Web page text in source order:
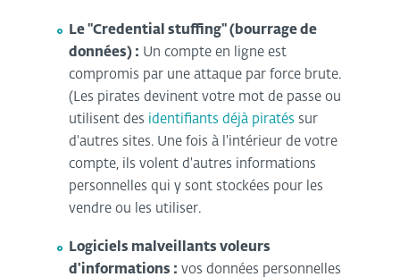
Le "Credential stuffing" (bourrage de
données) : Un compte en ligne est
compromis par une attaque par force brute.
(Les pirates devinent votre mot de passe ou
utilisent des identifiants déjà piratés sur
d'autres sites. Une fois à l'intérieur de votre
compte, ils volent d'autres informations
personnelles qui y sont stockées pour les
vendre ou les utiliser.
Logiciels malveillants voleurs
d'informations : vos données personnelles